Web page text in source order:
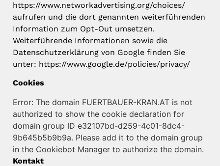
https://www.networkadvertising.org/choices/
aufrufen und die dort genannten weiterführenden
Information zum Opt-Out umsetzen.
Weiterführende Informationen sowie die
Datenschutzerklärung von Google finden Sie
unter: https://www.google.de/policies/privacy/
Cookies
Error: The domain FUERTBAUER-KRAN.AT is not
authorized to show the cookie declaration for
domain group ID e32107bd-d259-4c01-8dc4-
9b645b5b9b9a. Please add it to the domain group
in the Cookiebot Manager to authorize the domain.
Kontakt